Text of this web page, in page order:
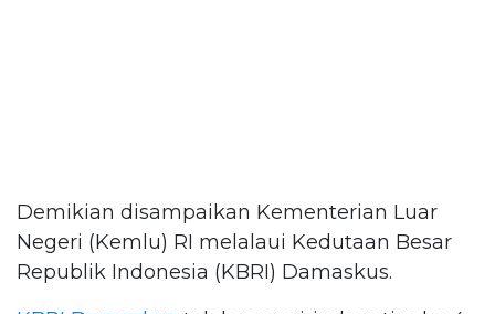
Demikian disampaikan Kementerian Luar
Negeri (Kemlu) RI melalaui Kedutaan Besar
Republik Indonesia (KBRI) Damaskus.